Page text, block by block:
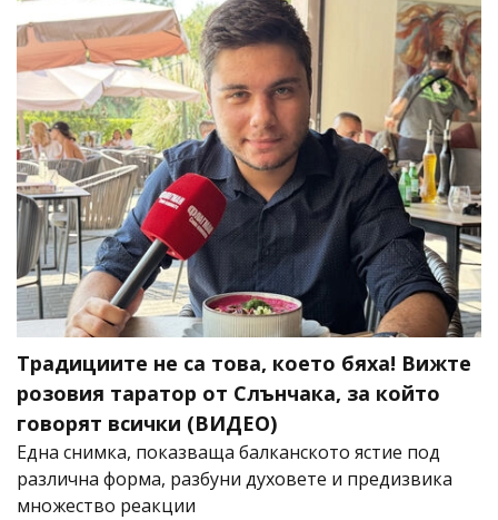
Традициите не са това, което бяха! Вижте
розовия таратор от Слънчака, за който
говорят всички (ВИДЕО)
Една снимка, показваща балканското ястие под
различна форма, разбуни духовете и предизвика
множество реакции